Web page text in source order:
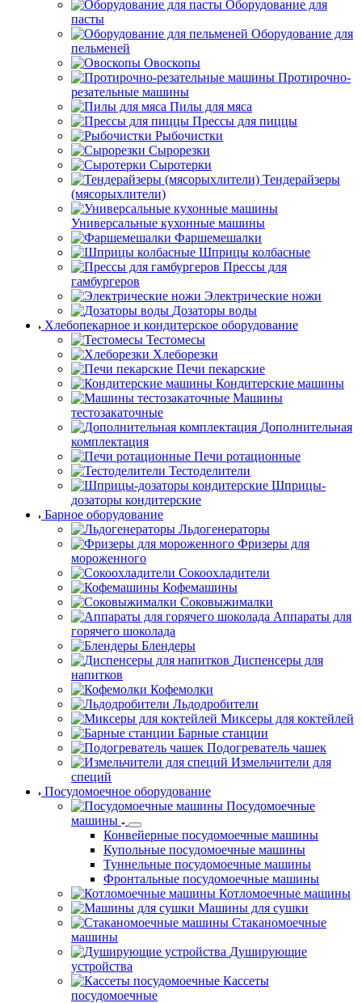
Оборудование для
пасты
Оборудование для
пельменей
Овоскопы
Протирочно-
резательные машины
Пилы для мяса
Прессы для пиццы
Рыбочистки
Сырорезки
Сыротерки
Тендерайзеры
(мясорыхлители)
Универсальные кухонные машины
Фаршемешалки
Шприцы колбасные
Прессы для
гамбургеров
Электрические ножи
Дозаторы воды
Хлебопекарное и кондитерское оборудование
Тестомесы
Хлеборезки
Печи пекарские
Кондитерские машины
Машины
тестозакаточные
Дополнительная
комплектация
Печи ротационные
Тестоделители
Шприцы-
дозаторы кондитерские
Барное оборудование
Льдогенераторы
Фризеры для
мороженного
Сокоохладители
Кофемашины
Соковыжималки
Аппараты для
горячего шоколада
Блендеры
Диспенсеры для
напитков
Кофемолки
Льдодробители
Миксеры для коктейлей
Барные станции
Подогреватель чашек
Измельчители для
специй
Посудомоечное оборудование
Посудомоечные
машины
Конвейерные посудомоечные машины
Купольные посудомоечные машины
Туннельные посудомоечные машины
Фронтальные посудомоечные машины
Котломоечные машины
Машины для сушки
Стаканомоечные
машины
Душирующие
устройства
Кассеты
посудомоечные